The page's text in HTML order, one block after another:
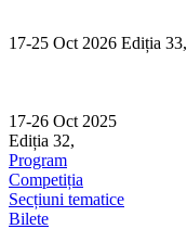
17-25 Oct 2026 Ediția 33,
17-26 Oct 2025
Ediția 32,
Program
Competiția
Secțiuni tematice
Bilete